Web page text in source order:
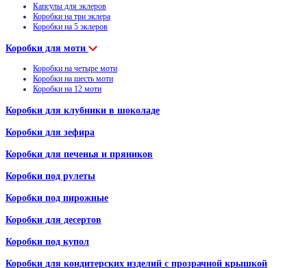
Капсулы для эклеров
Коробки на три эклера
Коробки на 5 эклеров
Коробки для моти
Коробки на четыре моти
Коробки на шесть моти
Коробки на 12 моти
Коробки для клубники в шоколаде
Коробки для зефира
Коробки для печенья и пряников
Коробки под рулеты
Коробки под пирожные
Коробки для десертов
Коробки под купол
Коробки для кондитерских изделий с прозрачной крышкой